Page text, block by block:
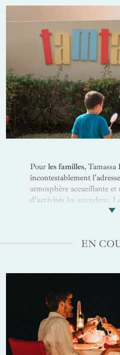
Pour les familles,
incontestablement
atmosphère accueillante et
d'activités les attendent.
aux enfants et aux
journée peut débuter par
offrent
pour s'amuser et se
ateliers créatifs comme
les
peinture locale ou la
aussi de s’exprimer
la culture mauricienne.
EN